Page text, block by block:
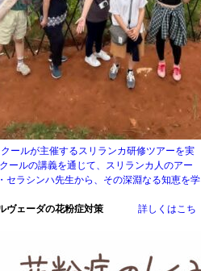
ールが主催するスリランカ研修ツアーを実
ールの講義を通じて、スリランカ人のアー
セラシンハ先生から、その深淵なる知恵を学
ヴェーダの花粉症対策
詳しくはこち